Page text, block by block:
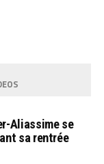
Aliassime se
sa rentrée